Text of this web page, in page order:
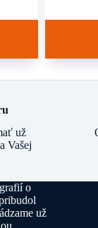
už
Vašej
o
už